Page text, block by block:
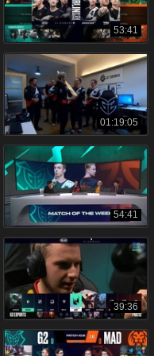
53:41
01:19:05
54:41
39:36